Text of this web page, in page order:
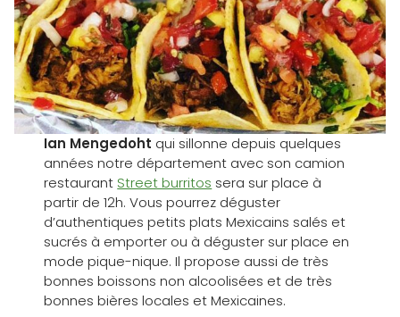
Ian Mengedoht qui sillonne depuis quelques
années notre département avec son camion
restaurant Street burritos sera sur place à
partir de 12h. Vous pourrez déguster
d’authentiques petits plats Mexicains salés et
sucrés à emporter ou à déguster sur place en
mode pique-nique. Il propose aussi de très
bonnes boissons non alcoolisées et de très
bonnes bières locales et Mexicaines.